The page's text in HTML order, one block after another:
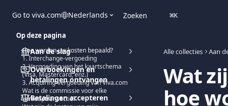
Go to viva.com Nederlands Zoeken ⌘K
Aan de slag
Overboekingen en
betalingen ontvangen
Betalingen accepteren
Alle collecties Aan
Wat
hoe
Op deze pagina
Hoe worden uw kosten bepaald?
1. Interchange-vergoeding
2. Vergoeding van het kaartschema
(Visa, Mastercard, enz.)
3. Acquiring-vergoeding van Viva.com
Wat is de commissie voor elke
verkooptransactie?